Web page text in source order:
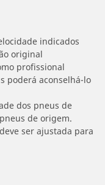
indicados
original
profissional
poderá aconselhá-lo
dos pneus de
de origem.
ser ajustada para